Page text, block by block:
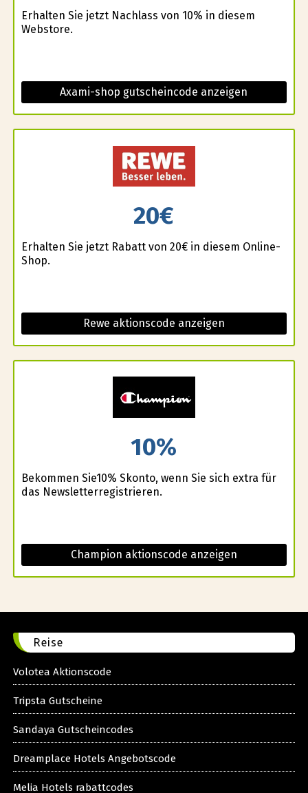
Erhalten Sie jetzt Nachlass von 10% in diesem
Webstore.
Axami-shop gutscheincode anzeigen
20€
Erhalten Sie jetzt Rabatt von 20€ in diesem Online-
Shop.
Rewe aktionscode anzeigen
10%
Bekommen Sie10% Skonto, wenn Sie sich extra für
das Newsletterregistrieren.
Champion aktionscode anzeigen
Reise
Volotea Aktionscode
Tripsta Gutscheine
Sandaya Gutscheincodes
Dreamplace Hotels Angebotscode
Melia Hotels rabattcodes